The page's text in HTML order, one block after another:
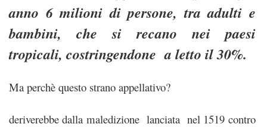
anno 6 milioni di persone, tra adulti e
bambini, che si recano nei paesi
tropicali, costringendone a letto il 30%.
Ma perchè questo strano appellativo?
deriverebbe dalla maledizione lanciata nel 1519 contro